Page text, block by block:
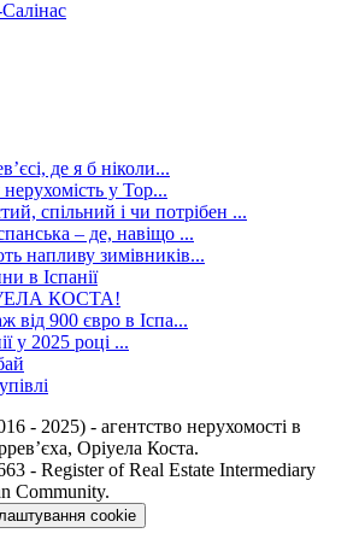
де я б ніколи...
у Тор...
спільний і чи потрібен ...
– де, навіщо ...
напливу зимівників...
в Іспанії
КОСТА!
від 900 євро в Іспа...
у 2025 році ...
- 2025) - агентство нерухомості в
Оріуела Коста.
- Register of Real Estate Intermediary
Community.
cookie